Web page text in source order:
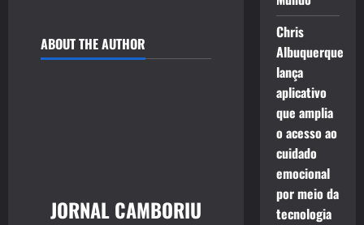
ABOUT THE AUTHOR
JORNAL CAMBORIU
Chris
Albuquerque
lança
aplicativo
que amplia
o acesso ao
cuidado
emocional
por meio da
tecnologia